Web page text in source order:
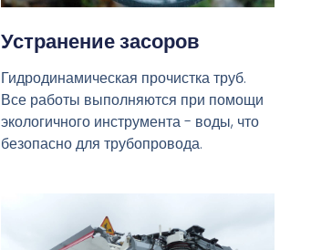
Устранение засоров
Гидродинамическая прочистка труб.
Все работы выполняются при помощи
экологичного инструмента - воды, что
безопасно для трубопровода.